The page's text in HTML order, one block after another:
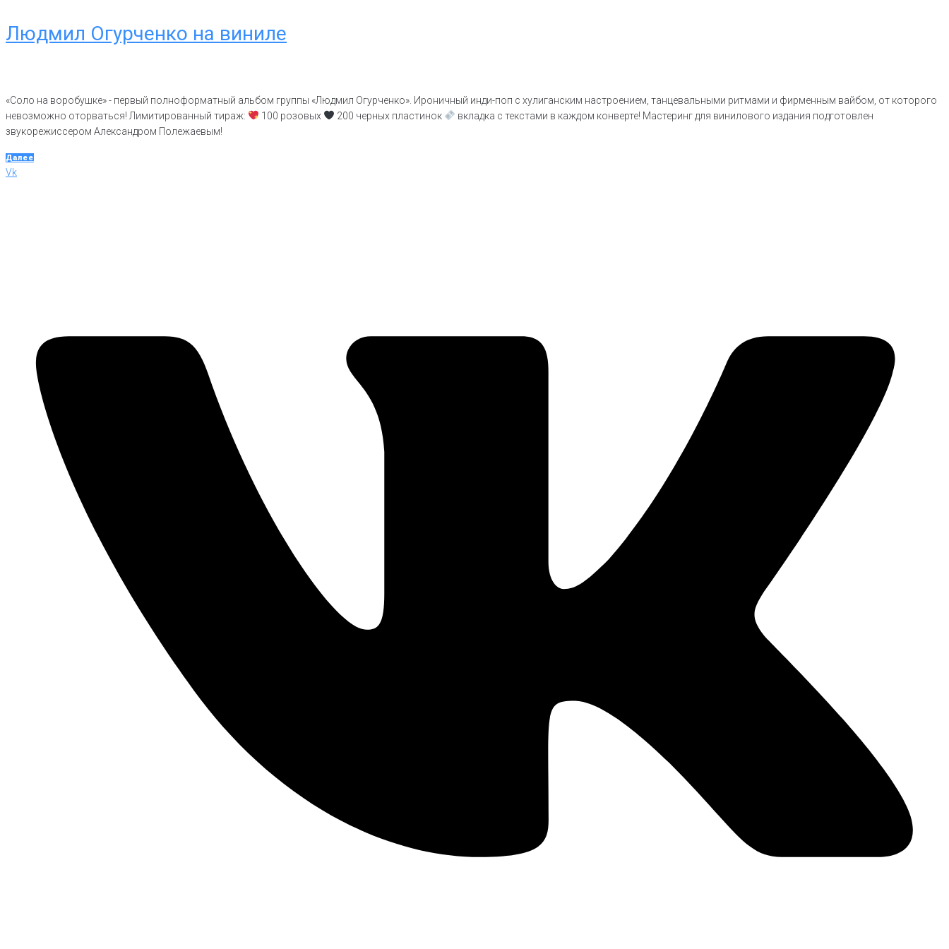
Перейти
кЛюдмил Огурченко на виниле
«Соло на воробушке» - первый полноформатный альбом группы «Людмил Огурченко». Ироничный инди-поп с хулиганским настроением, танцевальными ритмами и фирменным вайбом, от которого
невозможно оторваться! Лимитированный тираж:
100 розовых 200 черных пластинок
вкладка с текстами в каждом конверте! Мастеринг для винилового издания подготовлен
звукорежиссером Александром Полежаевым!
Далее
Vk